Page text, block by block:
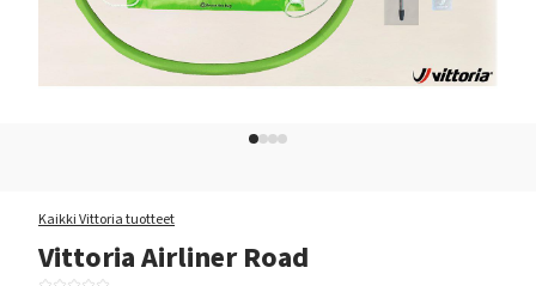
Kaikki Vittoria tuotteet
Vittoria Airliner Road